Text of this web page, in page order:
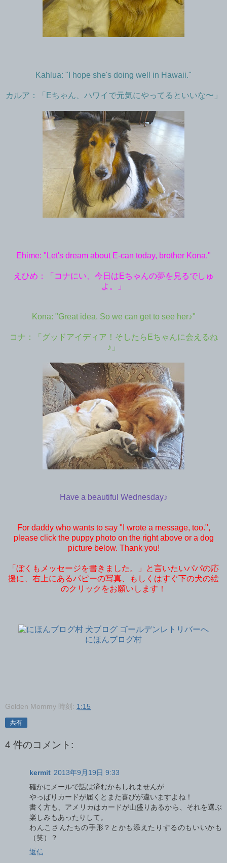
Kahlua: "I hope she's doing well in Hawaii."
カルア：「 Eちゃん、ハワイ で元気にやってるといいな〜」
Ehime: "Let's dream about E-can today, brother Kona."
えひめ：「コナにい、今日はEちゃんの夢を見るでしゅ
よ。」
Kona: "Great idea. So we can get to see her♪"
コナ：「グッドアイディア！そしたら Eちゃんに会えるね
♪」
Have a beautiful Wednesday♪
For daddy who wants to say "I wrote a message, too.",
please click the puppy photo on the right above or a dog
picture below. Thank you!
「ぼくもメッセージを書きました。」と言いたいパパの応
援に、右上にあるパピーの写真、もしくはすぐ下の犬の絵
のクリックをお願いします！
にほんブログ村
Golden Mommy 時刻: 1:15
共有
4 件のコメント:
kermit 2013年9月19日 9:33
確かにメールで話は済むかもしれませんが
やっぱりカードが届くとまた喜びが違いますよね！
書く方も、アメリカはカードが山盛りあるから、それを選ぶ
楽しみもあったりして。
わんこさんたちの手形？とかも添えたりするのもいいかも
（笑）？
返信